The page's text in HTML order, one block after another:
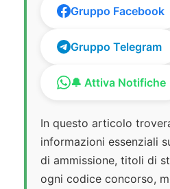
Gruppo Facebook
Gruppo Telegram
🔔 Attiva Notifiche
In questo articolo
informazioni essenziali
di ammissione, titoli di
ogni codice concorso,